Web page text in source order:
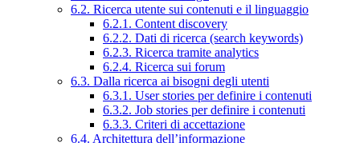
6.2. Ricerca utente sui contenuti e il linguaggio
6.2.1. Content discovery
6.2.2. Dati di ricerca (search keywords)
6.2.3. Ricerca tramite analytics
6.2.4. Ricerca sui forum
6.3. Dalla ricerca ai bisogni degli utenti
6.3.1. User stories per definire i contenuti
6.3.2. Job stories per definire i contenuti
6.3.3. Criteri di accettazione
6.4. Architettura dell’informazione